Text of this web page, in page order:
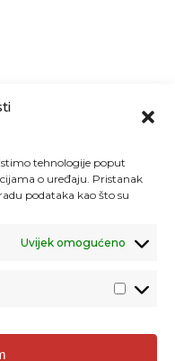
tehnologije poput
o uređaju. Pristanak
podataka kao što su
Uvijek omogućeno